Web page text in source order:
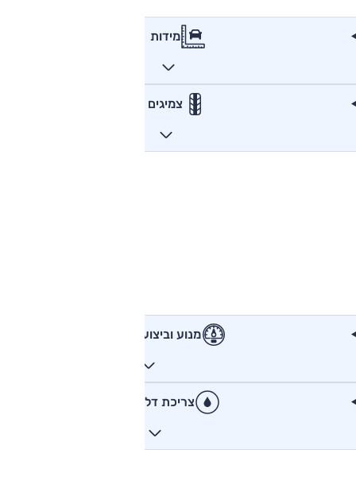
מידות
צמיגים
מנוע וביצועים
צריכת דלק